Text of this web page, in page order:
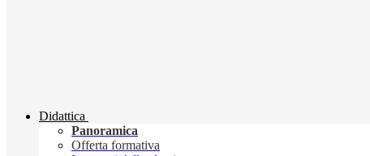
Didattica
Panoramica
Offerta formativa